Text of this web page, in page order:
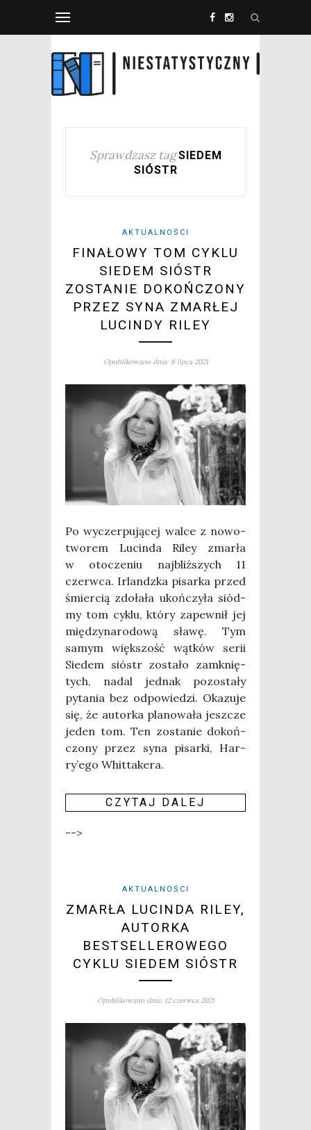
Sprawdzasz tag SIEDEM
SIÓSTR
AKTUALNOŚCI
FINAŁOWY TOM CYKLU
SIEDEM SIÓSTR
ZOSTANIE DOKOŃCZONY
PRZEZ SYNA ZMARŁEJ
LUCINDY RILEY
Opublikowano dnia: 8 lipca 2021
Po wyczer­pu­ją­cej wal­ce z nowo­
two­rem Lucin­da Riley zmar­ła
w oto­cze­niu naj­bliż­szych 11
czerw­ca. Irlandz­ka pisar­ka przed
śmier­cią zdo­ła­ła ukoń­czy­ła siód­
my tom cyklu, któ­ry zapew­nił jej
mię­dzy­na­ro­do­wą sła­wę. Tym
samym więk­szość wąt­ków serii
Sie­dem sióstr zosta­ło zamknię­
tych, nadal jed­nak pozo­sta­ły
pyta­nia bez odpo­wie­dzi. Oka­zu­je
się, że autor­ka pla­no­wa­ła jesz­cze
jeden tom. Ten zosta­nie dokoń­
czo­ny przez syna pisar­ki, Har­
ry­’e­go Whit­ta­ke­ra.
CZY­TAJ DALEJ
-->
AKTUALNOŚCI
ZMARŁA LUCINDA RILEY,
AUTORKA
BESTSELLEROWEGO
CYKLU SIEDEM SIÓSTR
Opublikowano dnia: 12 czerwca 2021